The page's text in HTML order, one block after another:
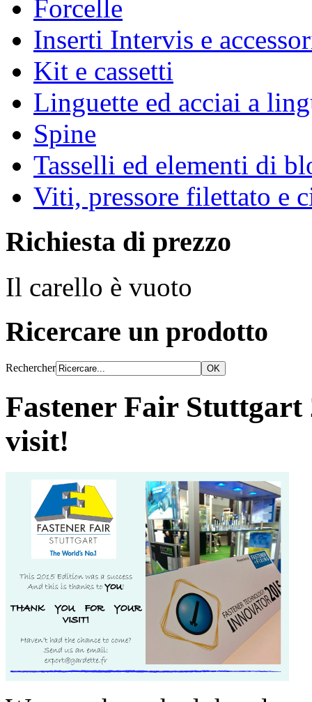
Forcelle
Inserti Intervis e
Kit e cassetti
Linguette ed acciai a
Spine
Tasselli ed elementi di
Viti, pressore filettato e
Richiesta di prezzo
Il carello è vuoto
Ricercare un prodotto
Rechercher
Fastener Fair
visit!